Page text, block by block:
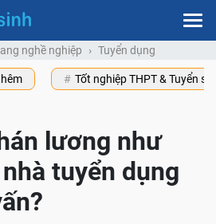
nghề nghiệp Tuyển dụng
Tốt nghiệp THPT & Tuyển
lương như
tuyển dụng